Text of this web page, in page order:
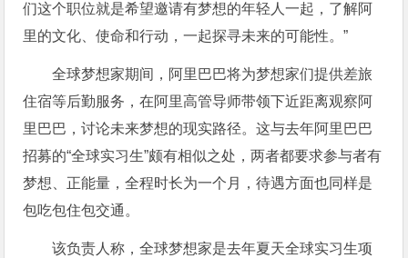
们这个职位就是希望邀请有梦想的年轻人一起，了解阿
里的文化、使命和行动，一起探寻未来的可能性。”
全球梦想家期间，阿里巴巴将为梦想家们提供差旅
住宿等后勤服务，在阿里高管导师带领下近距离观察阿
里巴巴，讨论未来梦想的现实路径。这与去年阿里巴巴
招募的“全球实习生”颇有相似之处，两者都要求参与者有
梦想、正能量，全程时长为一个月，待遇方面也同样是
包吃包住包交通。
该负责人称，全球梦想家是去年夏天全球实习生项